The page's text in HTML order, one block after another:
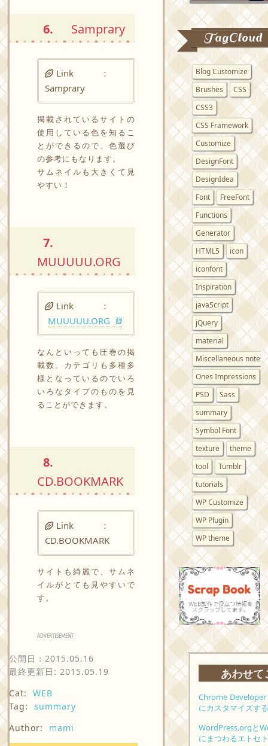
6. Samprary
Link ：
Samprary
掲載されているサイトの
使用している色を知るこ
とができるので、色選び
の参考にもなります。
サムネイルも大きくて見
やすい！
7.
MUUUUU.ORG
Link ：
MUUUUU.ORG
なんといっても圧巻の掲
載数。カテゴリも多種多
様となっているのでいろ
いろなタイプのものを見
ることができます。
8.
CD.BOOKMARK
Link ：
CD.BOOKMARK
サイトも綺麗で、サムネ
イルがとても見やすいで
す。
ADVERTISEMENT
公開日： 2015.05.16
最終更新日: 2015.05.19
Cat:
WEB
Tag:
summary
Author:
mami
TagCloud
Blog Customize
Brushes
CSS
CSS3
CSS Framework
Customize
DesignFont
DesignIdea
Font
FreeFont
Functions
Generator
HTML5
icon
iconfont
Inspiration
javaScript
jQuery
material
Miscellaneous notes
Ones Impressions
PSD
Sass
summary
Symbol Font
texture
theme
tool
Tumblr
tutorials
WP Customize
WP Plugin
WP theme
あわせて
Chrome
にカスタマイズする
WordPress.orgと
にまつわるエトセ